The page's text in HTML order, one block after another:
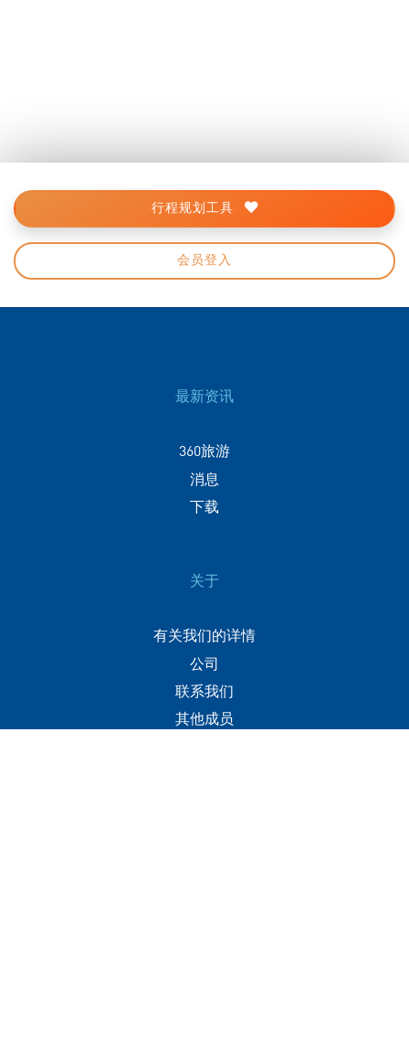
行程规划工具
会员登入
最新资讯
360旅游
消息
下载
关于
有关我们的详情
公司
联系我们
其他成员